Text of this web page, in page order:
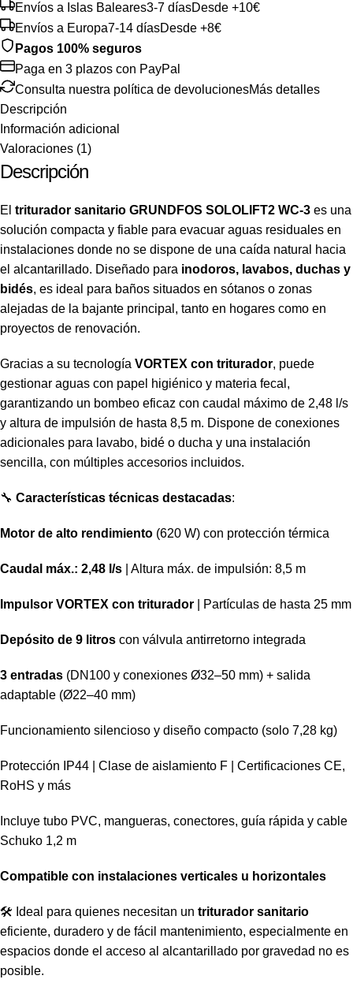
Envíos a Islas Baleares3-7 díasDesde +10€
Envíos a Europa7-14 díasDesde +8€
Pagos 100% seguros
Paga en 3 plazos con PayPal
Consulta nuestra política de devolucionesMás detalles
Descripción
Información adicional
Valoraciones (1)
Descripción
El triturador sanitario GRUNDFOS SOLOLIFT2 WC-3 es una
solución compacta y fiable para evacuar aguas residuales en
instalaciones donde no se dispone de una caída natural hacia
el alcantarillado. Diseñado para inodoros, lavabos, duchas y
bidés, es ideal para baños situados en sótanos o zonas
alejadas de la bajante principal, tanto en hogares como en
proyectos de renovación.
Gracias a su tecnología VORTEX con triturador, puede
gestionar aguas con papel higiénico y materia fecal,
garantizando un bombeo eficaz con caudal máximo de 2,48 l/s
y altura de impulsión de hasta 8,5 m. Dispone de conexiones
adicionales para lavabo, bidé o ducha y una instalación
sencilla, con múltiples accesorios incluidos.
🔧 Características técnicas destacadas:
Motor de alto rendimiento (620 W) con protección térmica
Caudal máx.: 2,48 l/s | Altura máx. de impulsión: 8,5 m
Impulsor VORTEX con triturador | Partículas de hasta 25 mm
Depósito de 9 litros con válvula antirretorno integrada
3 entradas (DN100 y conexiones Ø32–50 mm) + salida
adaptable (Ø22–40 mm)
Funcionamiento silencioso y diseño compacto (solo 7,28 kg)
Protección IP44 | Clase de aislamiento F | Certificaciones CE,
RoHS y más
Incluye tubo PVC, mangueras, conectores, guía rápida y cable
Schuko 1,2 m
Compatible con instalaciones verticales u horizontales
🛠️ Ideal para quienes necesitan un triturador sanitario
eficiente, duradero y de fácil mantenimiento, especialmente en
espacios donde el acceso al alcantarillado por gravedad no es
posible.